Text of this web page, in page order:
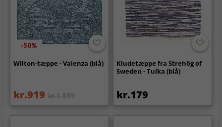
-50%
Wilton-tæppe - Valenza (blå)
kr.919 kr.1 839
Kludetæppe fra Strehög of
Sweden - Tulka (blå)
kr.179